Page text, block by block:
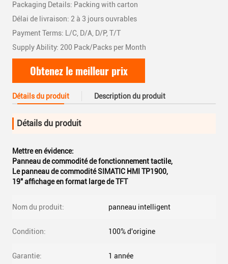
Packaging Details: Packing with carton
Délai de livraison: 2 à 3 jours ouvrables
Payment Terms: L/C, D/A, D/P, T/T
Supply Ability: 200 Pack/Packs per Month
Obtenez le meilleur prix
Détails du produit Description du produit
Détails du produit
Mettre en évidence:
Panneau de commodité de fonctionnement tactile,
Le panneau de commodité SIMATIC HMI TP1900,
19" affichage en format large de TFT
Nom du produit: panneau intelligent
Condition: 100% d'origine
Garantie: 1 année